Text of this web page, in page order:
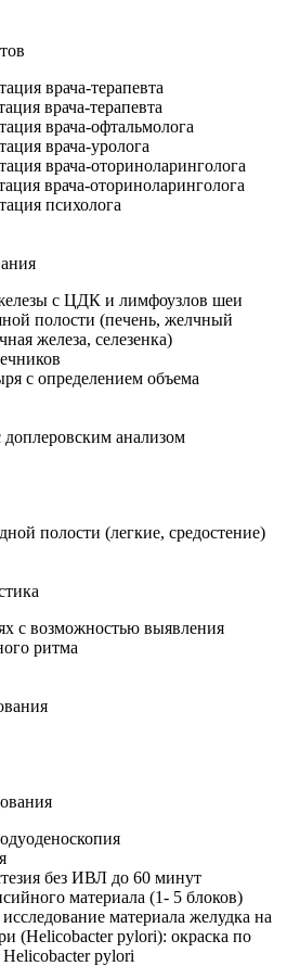
врача-терапевта
врача-терапевта
врача-офтальмолога
врача-уролога
врача-оториноларинголога
врача-оториноларинголога
психолога
с ЦДК и лимфоузлов шеи
полости (печень, желчный
железа, селезенка)
с определением объема
анализом
полости (легкие, средостение)
с возможностью выявления
ритма
без ИВЛ до 60 минут
материала (1- 5 блоков)
материала желудка на
(Helicobacter pylori): окраска по
pylori